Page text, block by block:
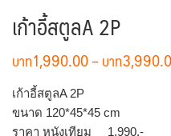
เก้าอี้สตูลA 2P
1,990.00–
เก้าอี้สตูลA 2P
ขนาด 120*45*45 cm
ราคา หนังเทียม 1,990.-